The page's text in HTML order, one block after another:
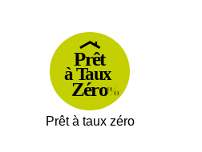
Prêt à taux zéro